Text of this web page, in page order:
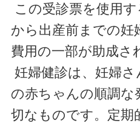
この受診票を使用
から出産前までの妊
費用の一部が助成さ
妊婦健診は、妊婦
の赤ちゃんの順調な
切なものです。定期